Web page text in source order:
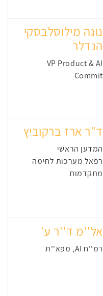
נוגה מילוסלבסקי
הנדלר
VP Product & AI
Commit
ד"ר ארז ברקוביץ
המדען הראשי
רפאל מערכות לחימה
מתקדמות
אל''מ ד''ר ע'
רמ''ח AI, מפא''ת